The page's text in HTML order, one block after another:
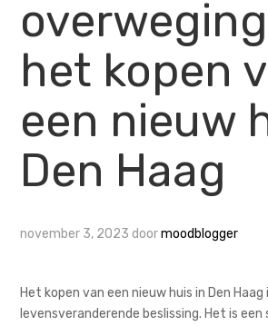
het kopen
een nieuw
Den Haag
november 3, 2023 doormoodblogger
Het kopen van een nieuw huis in Den Haag
levensveranderende beslissing. Het is een